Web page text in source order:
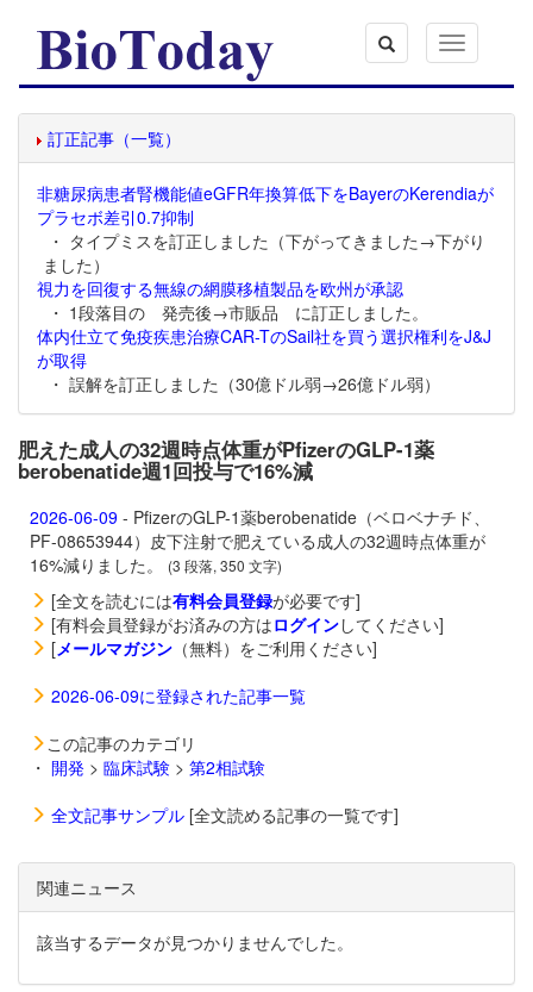
Toggle
navigation
訂正記事（一覧）
非糖尿病患者腎機能値eGFR年換算低下をBayerのKerendiaが
プラセボ差引0.7抑制
・ タイプミスを訂正しました（下がってきました→下がり
ました）
視力を回復する無線の網膜移植製品を欧州が承認
・ 1段落目の 発売後→市販品 に訂正しました。
体内仕立て免疫疾患治療CAR-TのSail社を買う選択権利をJ&J
が取得
・ 誤解を訂正しました（30億ドル弱→26億ドル弱）
肥えた成人の32週時点体重がPfizerのGLP-1薬
berobenatide週1回投与で16%減
2026-06-09 - PfizerのGLP-1薬berobenatide（ベロベナチド、
PF-08653944）皮下注射で肥えている成人の32週時点体重が
16%減りました。
(3 段落, 350 文字)
[全文を読むには有料会員登録が必要です]
[有料会員登録がお済みの方はログインしてください]
[メールマガジン （無料）をご利用ください]
2026-06-09に登録された記事一覧
この記事のカテゴリ
・ 開発 > 臨床試験 > 第2相試験
全文記事サンプル [全文読める記事の一覧です]
関連ニュース
該当するデータが見つかりませんでした。